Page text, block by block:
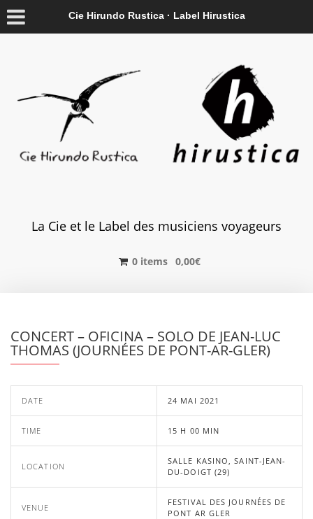
Cie Hirundo Rustica · Label Hirustica
La Cie et le Label des musiciens voyageurs
0 items 0,00€
CONCERT – OFICINA – SOLO DE JEAN-LUC
THOMAS (JOURNÉES DE PONT-AR-GLER)
DATE 24 MAI 2021
TIME 15 H 00 MIN
LOCATION
SALLE KASINO, SAINT-JEAN-
DU-DOIGT (29)
VENUE
FESTIVAL DES JOURNÉES DE
PONT AR GLER